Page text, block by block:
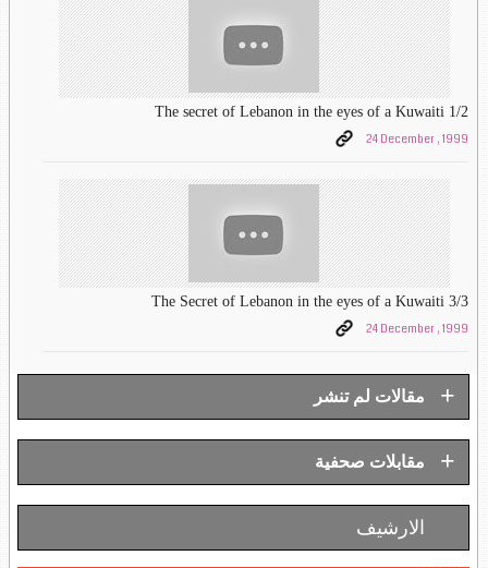
The secret of Lebanon in the eyes of a Kuwaiti 1/2
24 December , 1999
The Secret of Lebanon in the eyes of a Kuwaiti 3/3
24 December , 1999
مقالات لم تنشر +
مقابلات صحفية +
الارشيف